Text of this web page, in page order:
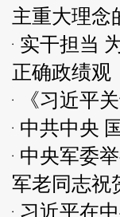
主重大理念
实干担当
正确政绩观
《习近平
中共中央
中央军委
军老同志祝
习近平在